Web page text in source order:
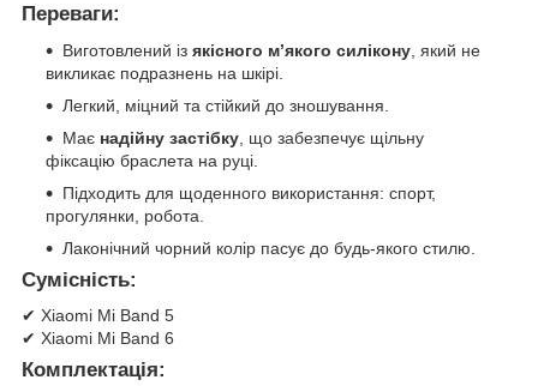
Переваги:
Виготовлений із якісного м’якого силікону , який не
викликає подразнень на шкірі.
Легкий, міцний та стійкий до зношування.
Має надійну застібку , що забезпечує щільну
фіксацію браслета на руці.
Підходить для щоденного використання: спорт,
прогулянки, робота.
Лаконічний чорний колір пасує до будь-якого стилю.
Сумісність:
✔ Xiaomi Mi Band 5
✔ Xiaomi Mi Band 6
Комплектація: